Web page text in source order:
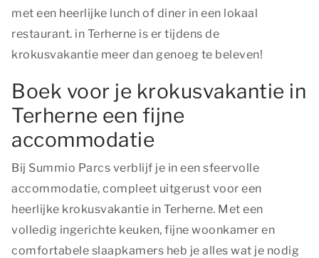
met een heerlijke lunch of diner in een lokaal
restaurant. in Terherne is er tijdens de
krokusvakantie meer dan genoeg te beleven!
Boek voor je krokusvakantie in
Terherne een fijne
accommodatie
Bij Summio Parcs verblijf je in een sfeervolle
accommodatie, compleet uitgerust voor een
heerlijke krokusvakantie in Terherne. Met een
volledig ingerichte keuken, fijne woonkamer en
comfortabele slaapkamers heb je alles wat je nodig